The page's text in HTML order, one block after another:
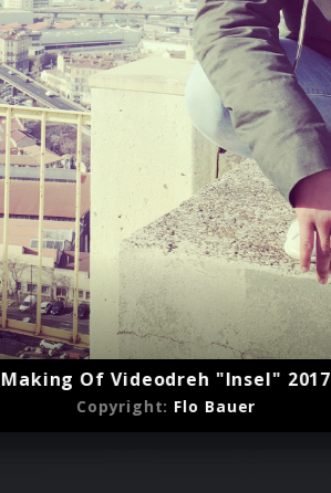
Making Of Videodreh "Insel" 2017
Copyright:Flo Bauer